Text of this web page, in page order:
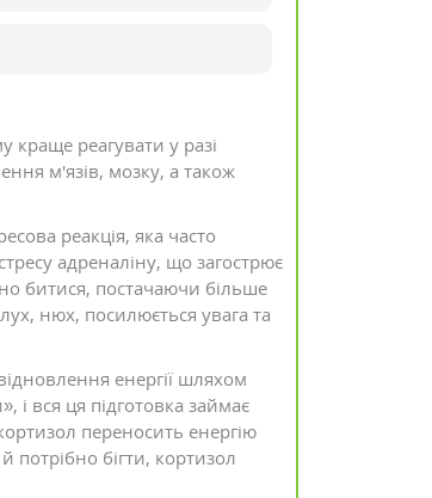
краще реагувати у разі
м'язів, мозку, а також
реакція, яка часто
адреналіну, що загострює
битися, постачаючи більше
нюх, посилюється увага та
енергії шляхом
і вся ця підготовка займає
переносить енергію
бігти, кортизол